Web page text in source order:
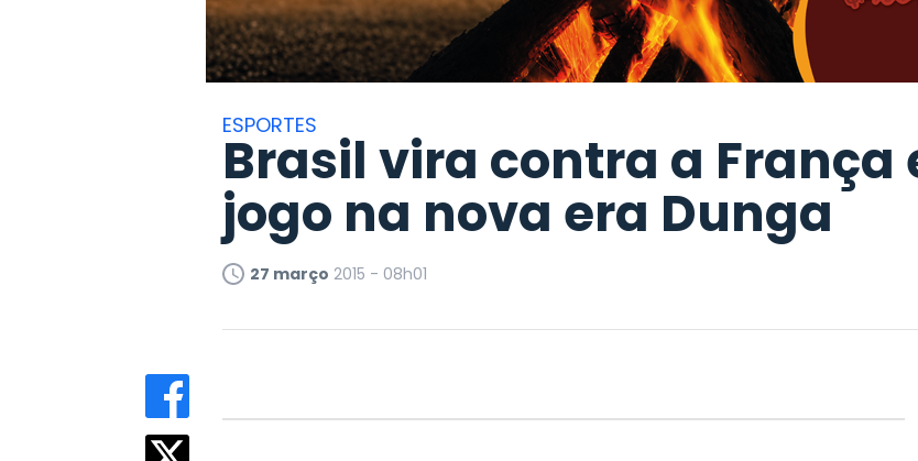
ESPORTES
Brasil vira contra a França
jogo na nova era Dunga
27 março 2015 - 08h01